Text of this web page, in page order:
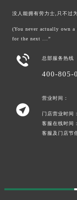
没人能拥有劳力士,只不过
(You never actually own
for the next ...”
 总部服务热线
400-805-

营业时间：
门店营业时间
客服在线时间
客服及门店节